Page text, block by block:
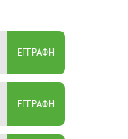
ΕΓΓΡΑΦΉ
ΕΓΓΡΑΦΉ